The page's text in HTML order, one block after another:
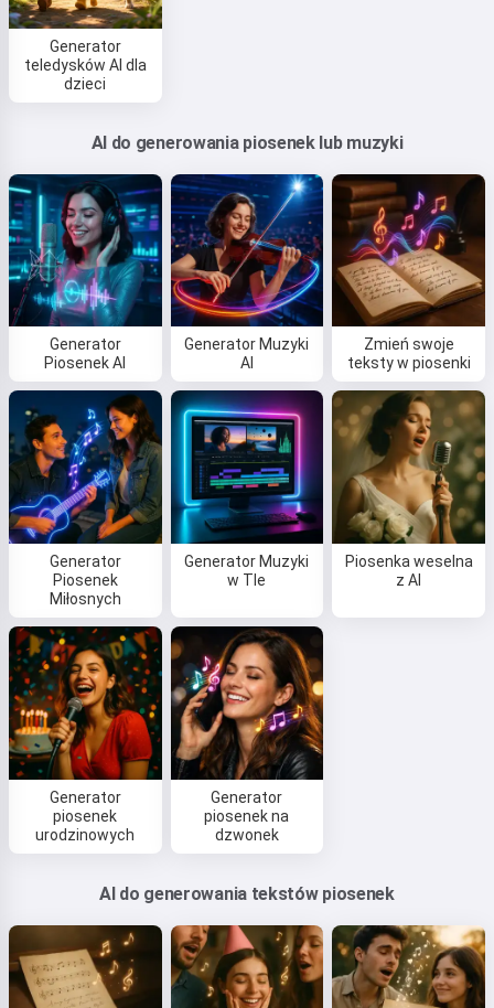
Generator
teledysków AI dla
dzieci
AI do generowania piosenek lub muzyki
Generator
Piosenek AI
Generator Muzyki
AI
Zmień swoje
teksty w piosenki
Generator
Piosenek
Miłosnych
Generator Muzyki
w Tle
Piosenka weselna
z AI
Generator
piosenek
urodzinowych
Generator
piosenek na
dzwonek
AI do generowania tekstów piosenek